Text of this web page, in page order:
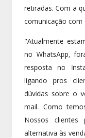
retiradas. Com a
comunicação com
"Atualmente
no WhatsApp,
resposta no
ligando pros
dúvidas sobre o
mail. Como
Nossos
alternativa às